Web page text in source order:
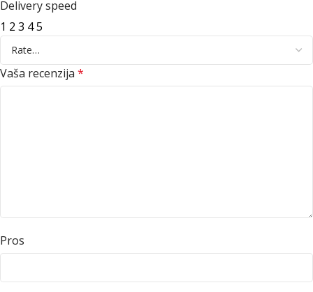
Delivery speed
1 2 3 45
Vaša recenzija *
Pros